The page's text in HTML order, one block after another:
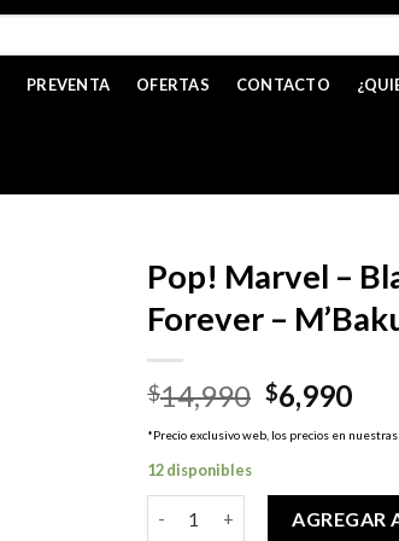
PREVENTA OFERTAS CONTACTO
Pop! Marvel –
Forever –
$14,990 El
precio
original
$14,990.
$6,990El
*Precio exclusivo web, los precios en
12 disponibles
AGREGAR